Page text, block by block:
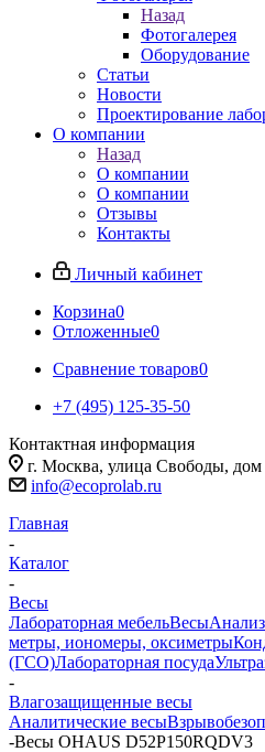
Назад
Фотогалерея
Оборудование
Статьи
Новости
Проектирование
О компании
Назад
О компании
О компании
Отзывы
Контакты
Личный кабинет
Корзина0
Отложенные0
Сравнение товаров0
+7 (495) 125-35-50
Контактная информация
г. Москва, улица Свободы, дом
info@ecoprolab.ru
Главная
-
Каталог
-
Весы
Лабораторная мебельВесы
метры, иономеры, оксиметры
(ГСО)Лабораторная посуда
-
Влагозащищенные весы
Аналитические весы
-Весы OHAUS D52P150RQDV3